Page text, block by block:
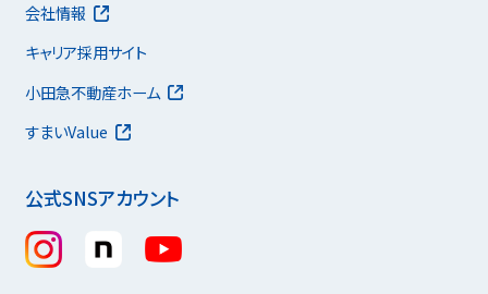
公式SNSアカウント
会社情報
キャリア採用サイト
小田急不動産ホーム
すまいValue